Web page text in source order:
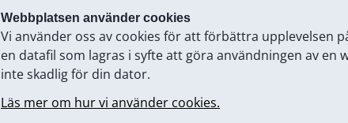
Webbplatsen använder cookies
Vi använder oss av cookies för att förbättra upplevelsen
en datafil som lagras i syfte att göra användningen av en
inte skadlig för din dator.
Läs mer om hur vi använder cookies.